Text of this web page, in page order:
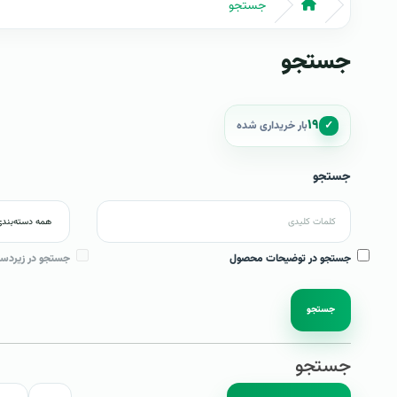
جستجو
جستجو
✓ ۱۹بار خریداری شده
جستجو
جستجو در توضیحات محصول جستجو در
جستجو
جستجو